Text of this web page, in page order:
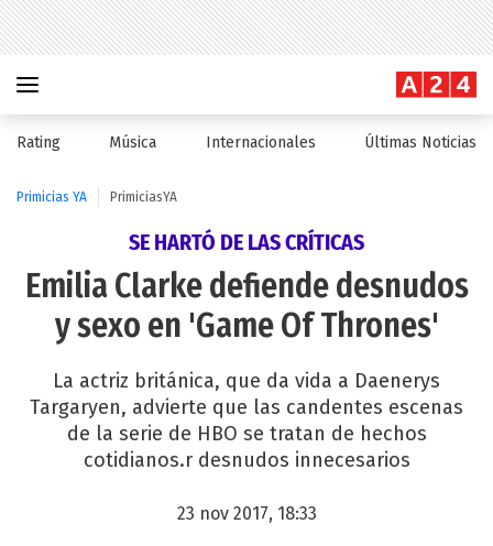
Rating Música Internacionales Últimas Noticias
Primicias YA PrimiciasYA
SE HARTÓ DE LAS CRÍTICAS
Emilia Clarke defiende desnudos
y sexo en 'Game Of Thrones'
La actriz británica, que da vida a Daenerys
Targaryen, advierte que las candentes escenas
de la serie de HBO se tratan de hechos
cotidianos.r desnudos innecesarios
23 nov 2017, 18:33